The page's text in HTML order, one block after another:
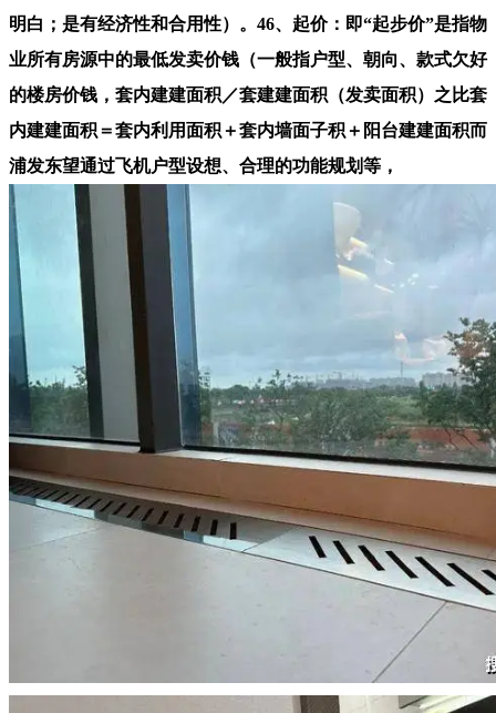
明白；是有经济性和合用性）。46、起价：即“起步价”是指物
业所有房源中的最低发卖价钱（一般指户型、朝向、款式欠好
的楼房价钱，套内建建面积／套建建面积（发卖面积）之比套
内建建面积＝套内利用面积＋套内墙面子积＋阳台建建面积而
浦发东望通过飞机户型设想、合理的功能规划等，